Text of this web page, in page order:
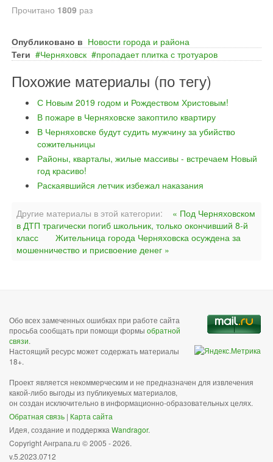
Прочитано 1809 раз
Опубликовано в Новости города и района
Теги
Черняховск пропадает плитка с тротуаров
Похожие материалы (по тегу)
С Новым 2019 годом и Рождеством Христовым!
В пожаре в Черняховске закоптило квартиру
В Черняховске будут судить мужчину за убийство
сожительницы
Районы, кварталы, жилые массивы - встречаем Новый
год красиво!
Раскаявшийся летчик избежал наказания
Другие материалы в этой категории:
« Под Черняховском
в ДТП трагически погиб школьник, только окончивший 8-й
класс
Жительница города Черняховска осуждена за
мошенничество и присвоение денег »
Обо всех замеченных ошибках при работе сайта
просьба сообщать при помощи формы обратной
связи.
Настоящий ресурс может содержать материалы
18+.
Проект является некоммерческим и не предназначен для извлечения
какой-либо выгоды из публикуемых материалов,
он создан исключительно в информационно-образовательных целях.
Обратная связь | Карта сайта
Идея, создание и поддержка Wandragor.
Copyright Анграпа.ru © 2005 - 2026.
v.5.2023.0712